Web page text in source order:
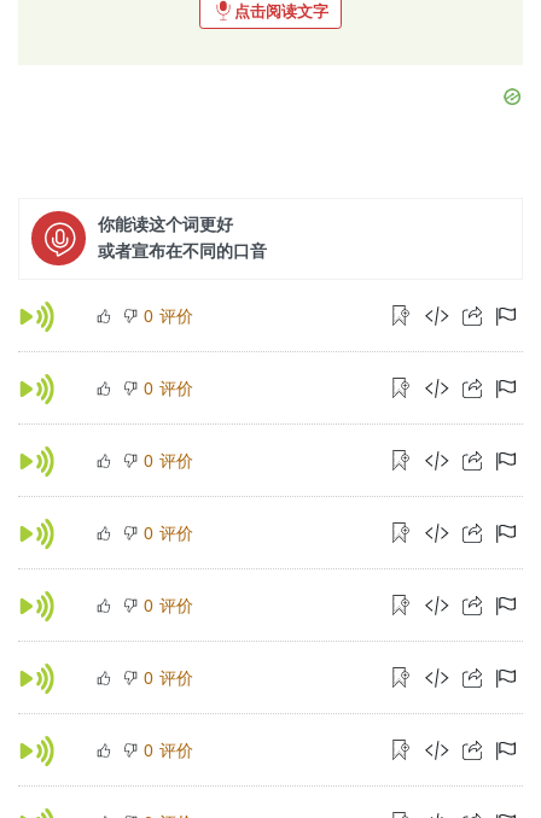
点击阅读文字
你能读这个词更好
或者宣布在不同的口音
0 评价
0 评价
0 评价
0 评价
0 评价
0 评价
0 评价